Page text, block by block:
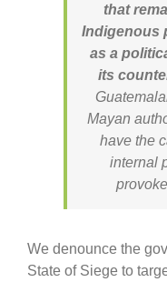
that
Indigenous
as a
its
Mayan
have the
internal
We denounce the
State of Siege to